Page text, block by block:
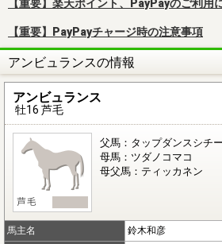
【重要】楽天ポイント、PayPayのご利用
【重要】PayPayチャージ時の注意事項
アンビュランスの情報
アンビュランス
牡16 芦毛
父馬：タップダンスシチー
母馬：ツダノコマコ
母父馬：ティッカネン
馬主名
鈴木和彦